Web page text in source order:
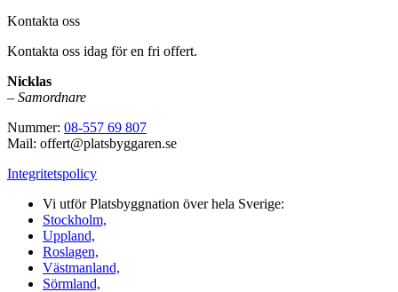
Kontakta oss
Kontakta oss idag för en fri offert.
Nicklas
– Samordnare
Nummer: 08-557 69 807
Mail: offert@platsbyggaren.se
Integritetspolicy
Vi utför Platsbyggnation över hela Sverige:
Stockholm,
Uppland,
Roslagen,
Västmanland,
Sörmland,